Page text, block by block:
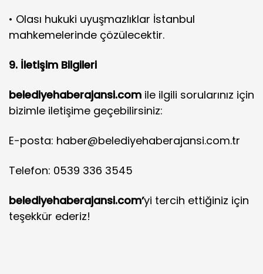
• Olası hukuki uyuşmazlıklar İstanbul
mahkemelerinde çözülecektir.
9. İletişim Bilgileri
belediyehaberajansi.com ile ilgili sorularınız için
bizimle iletişime geçebilirsiniz:
E-posta: haber@belediyehaberajansi.com.tr
Telefon: 0539 336 3545
belediyehaberajansi.com’yi tercih ettiğiniz için
teşekkür ederiz!